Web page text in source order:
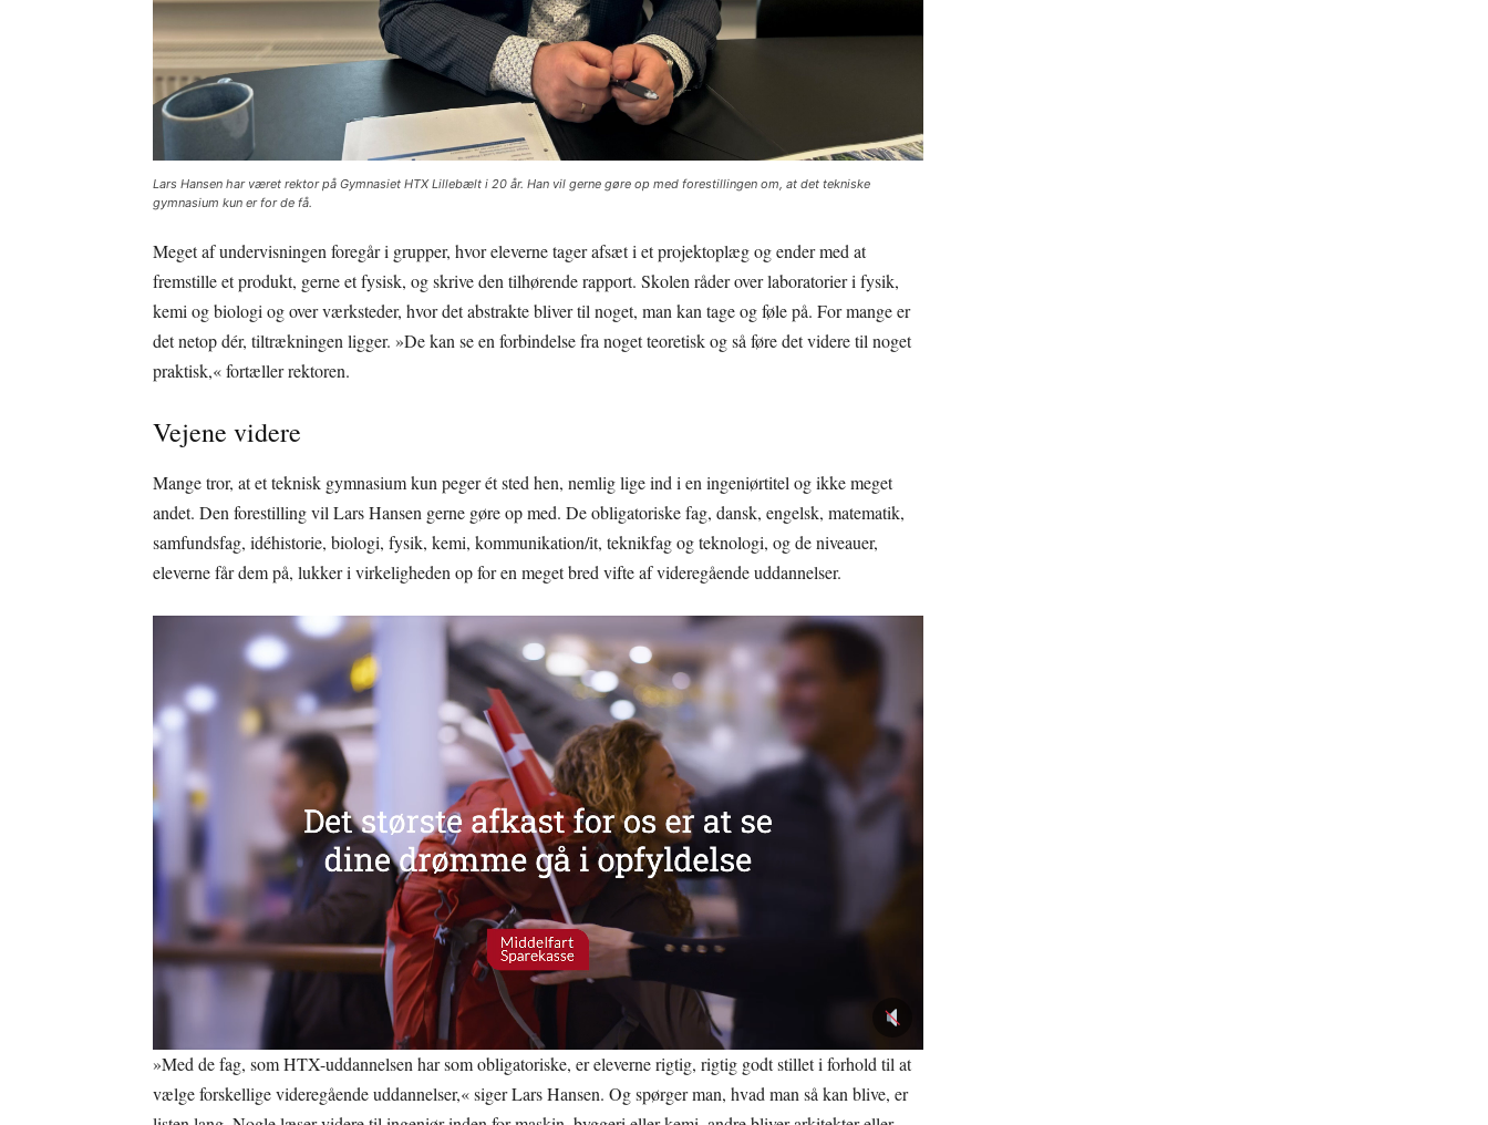
Lars Hansen har været rektor på Gymnasiet HTX Lillebælt i 20 år. Han vil gerne gøre op med forestillingen om, at det tekniske
gymnasium kun er for de få.
Meget af undervisningen foregår i grupper, hvor eleverne tager afsæt i et projektoplæg og ender med at
fremstille et produkt, gerne et fysisk, og skrive den tilhørende rapport. Skolen råder over laboratorier i fysik,
kemi og biologi og over værksteder, hvor det abstrakte bliver til noget, man kan tage og føle på. For mange er
det netop dér, tiltrækningen ligger. »De kan se en forbindelse fra noget teoretisk og så føre det videre til noget
praktisk,« fortæller rektoren.
Vejene videre
Mange tror, at et teknisk gymnasium kun peger ét sted hen, nemlig lige ind i en ingeniørtitel og ikke meget
andet. Den forestilling vil Lars Hansen gerne gøre op med. De obligatoriske fag, dansk, engelsk, matematik,
samfundsfag, idéhistorie, biologi, fysik, kemi, kommunikation/it, teknikfag og teknologi, og de niveauer,
eleverne får dem på, lukker i virkeligheden op for en meget bred vifte af videregående uddannelser.
»Med de fag, som HTX-uddannelsen har som obligatoriske, er eleverne rigtig, rigtig godt stillet i forhold til at
vælge forskellige videregående uddannelser,« siger Lars Hansen. Og spørger man, hvad man så kan blive, er